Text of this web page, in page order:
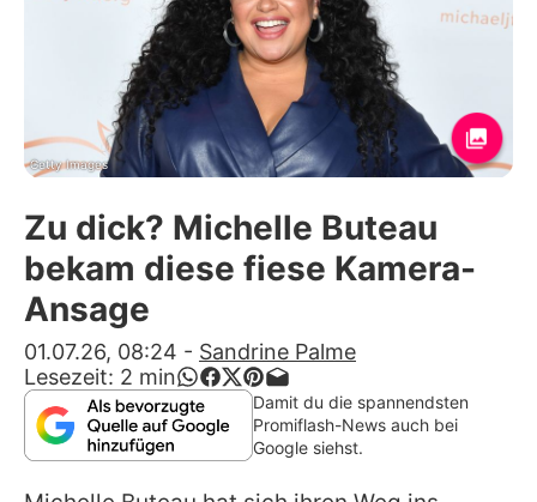
Filme & Serien
Lifestyle
Familie & Liebe
Promiflash Exklusiv
Alle Themen auf Promiflash
App runterladen
Team
Redaktionelle Richtlinien
Getty Images
Zu dick? Michelle Buteau
bekam diese fiese Kamera-
Ansage
01.07.26, 08:24 - Sandrine Palme
Lesezeit: 2 min
Damit du die spannendsten
Promiflash-News auch bei
Google siehst.